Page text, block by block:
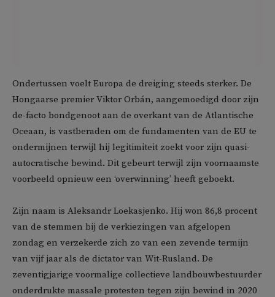
Ondertussen voelt Europa de dreiging steeds sterker. De
Hongaarse premier Viktor Orbán, aangemoedigd door zijn
de-facto bondgenoot aan de overkant van de Atlantische
Oceaan, is vastberaden om de fundamenten van de EU te
ondermijnen terwijl hij legitimiteit zoekt voor zijn quasi-
autocratische bewind. Dit gebeurt terwijl zijn voornaamste
voorbeeld opnieuw een ‘overwinning’ heeft geboekt.
Zijn naam is Aleksandr Loekasjenko. Hij won 86,8 procent
van de stemmen bij de verkiezingen van afgelopen
zondag en verzekerde zich zo van een zevende termijn
van vijf jaar als de dictator van Wit-Rusland. De
zeventigjarige voormalige collectieve landbouwbestuurder
onderdrukte massale protesten tegen zijn bewind in 2020